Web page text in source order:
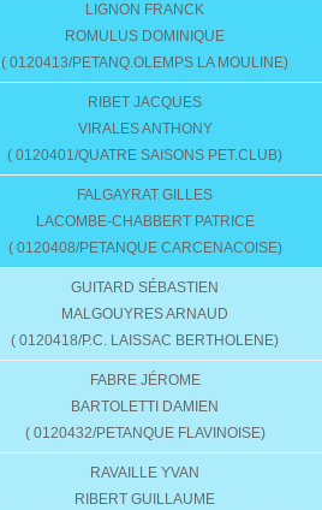
LIGNON FRANCK
ROMULUS DOMINIQUE
( 0120413/PETANQ.OLEMPS LA MOULINE)
RIBET JACQUES
VIRALES ANTHONY
( 0120401/QUATRE SAISONS PET.CLUB)
FALGAYRAT GILLES
LACOMBE-CHABBERT PATRICE
( 0120408/PETANQUE CARCENACOISE)
GUITARD SÉBASTIEN
MALGOUYRES ARNAUD
( 0120418/P.C. LAISSAC BERTHOLENE)
FABRE JÉROME
BARTOLETTI DAMIEN
( 0120432/PETANQUE FLAVINOISE)
RAVAILLE YVAN
RIBERT GUILLAUME